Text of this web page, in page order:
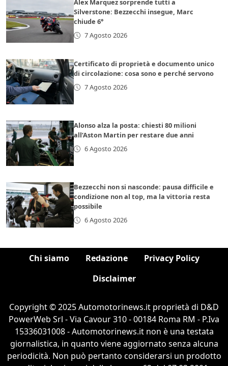
Alex Marquez sorprende tutti a
Silverstone: Bezzecchi insegue, Marc
chiude 6°
7 Agosto 2026
Certificato di proprietà e documento unico
di circolazione: cosa sono e perché servono
7 Agosto 2026
Alonso alza la posta: chiesti 80 milioni
all’Aston Martin per restare due anni
6 Agosto 2026
Bezzecchi non si nasconde: pausa difficile e
condizione non al top, ma la vittoria resta
possibile
6 Agosto 2026
Chi siamo Redazione
Privacy Policy
Disclaimer
Copyright © 2025 Automotorinews.it proprietà di D&D
PowerWeb Srl - Via Cavour 310 - 00184 Roma RM - P.Iva
15336031008 - Automotorinews.it non è una testata
giornalistica, in quanto viene aggiornato senza alcuna
periodicità. Non può pertanto considerarsi un prodotto